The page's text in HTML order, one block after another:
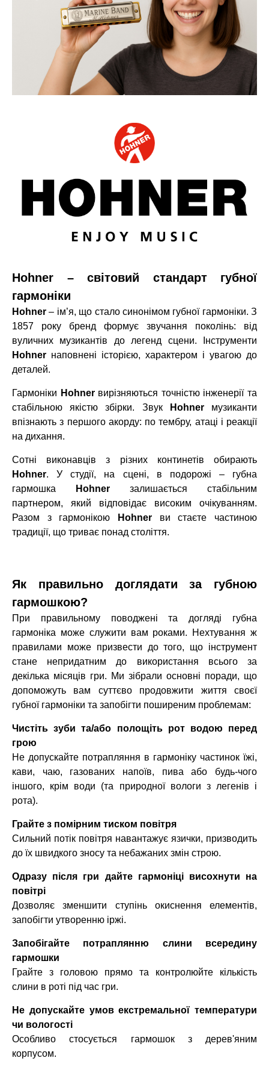
Hohner – світовий стандарт губної
гармоніки
Hohner– ім’я, що стало синонімом губної гармоніки. З
1857 року бренд формує звучання поколінь: від
вуличних музикантів до легенд сцени. Інструменти
Hohner наповнені історією, характером і увагою до
деталей.
Гармоніки Hohner вирізняються точністю інженерії та
стабільною якістю збірки. Звук
Hohner музиканти
впізнають з першого акорду: по тембру, атаці і реакції
на дихання.
Сотні виконавців з різних континетів обирають
Hohner. У студії, на сцені, в подорожі – губна
гармошка
Hohner залишається стабільним
партнером, який відповідає високим очікуванням.
Разом з гармонікою
Hohner ви стаєте частиною
традиції, що триває понад століття.
Як правильно доглядати за губною
гармошкою?
При правильному поводжені та догляді губна
гармоніка може служити вам роками. Нехтування ж
правилами може призвести до того, що інструмент
стане непридатним до використання всього за
декілька місяців гри. Ми зібрали основні поради, що
допоможуть вам суттєво продовжити життя своєї
губної гармоніки та запобігти поширеним проблемам:
Чистіть зуби та/або полощіть рот водою перед
грою
Не допускайте потрапляння в гармоніку частинок їжі,
кави, чаю, газованих напоїв, пива або будь-чого
іншого, крім води (та природної вологи з легенів і
рота).
Грайте з помірним тиском повітря
Сильний потік повітря навантажує язички, призводить
до їх швидкого зносу та небажаних змін строю.
Одразу після гри дайте гармоніці висохнути на
повітрі
Дозволяє зменшити ступінь окиснення елементів,
запобігти утворенню іржі.
Запобігайте потраплянню слини всередину
гармошки
Грайте з головою прямо та контролюйте кількість
слини в роті під час гри.
Не допускайте умов екстремальної температури
чи вологості
Особливо стосується гармошок з дерев'яним
корпусом.